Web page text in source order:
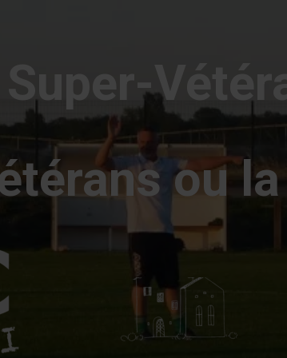
Super-
ou